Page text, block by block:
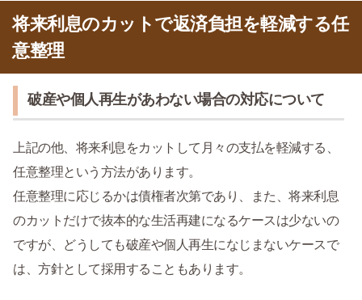
将来利息のカットで返済負担を軽減する任
意整理
破産や個人再生があわない場合の対応について
上記の他、将来利息をカットして月々の支払を軽減する、
任意整理という方法があります。
任意整理に応じるかは債権者次第であり、また、将来利息
のカットだけで抜本的な生活再建になるケースは少ないの
ですが、どうしても破産や個人再生になじまないケースで
は、方針として採用することもあります。